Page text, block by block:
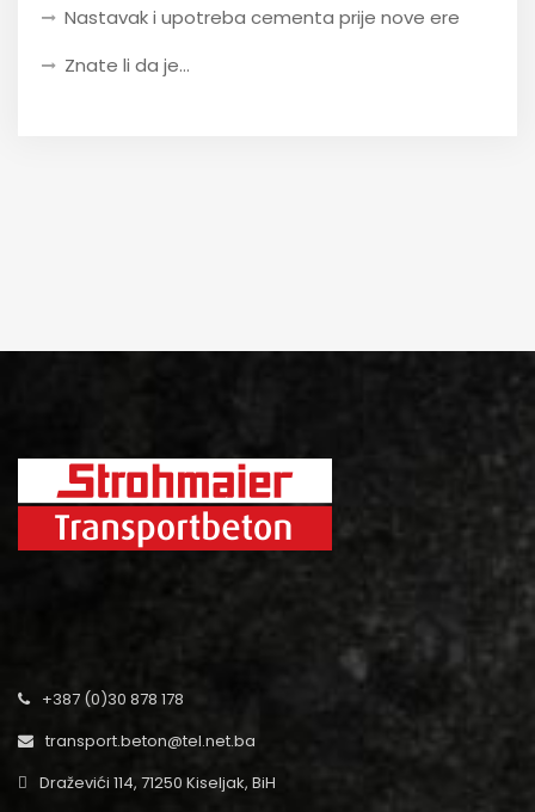
Nastavak i upotreba cementa prije nove ere
Znate li da je…
+387 (0)30 878 178
transport.beton@tel.net.ba
Draževići 114, 71250 Kiseljak, BiH